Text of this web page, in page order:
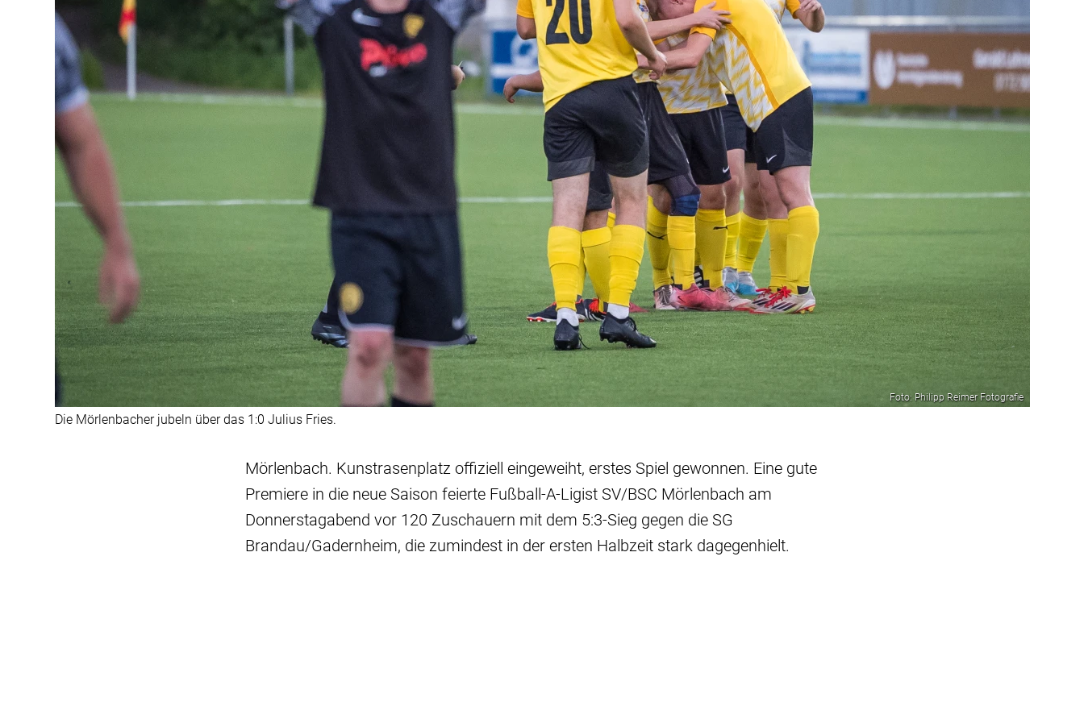
Foto: Philipp Reimer Fotografie
Die Mörlenbacher jubeln über das 1:0 Julius Fries.
Mörlenbach. Kunstrasenplatz offiziell eingeweiht, erstes Spiel gewonnen. Eine gute
Premiere in die neue Saison feierte Fußball-A-Ligist SV/BSC Mörlenbach am
Donnerstagabend vor 120 Zuschauern mit dem 5:3-Sieg gegen die SG
Brandau/Gadernheim, die zumindest in der ersten Halbzeit stark dagegenhielt.